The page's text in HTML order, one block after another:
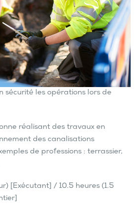
sécurité les opérations lors de
réalisant des travaux en
des canalisations
de professions : terrassier,
[Exécutant] / 10.5 heures (1.5